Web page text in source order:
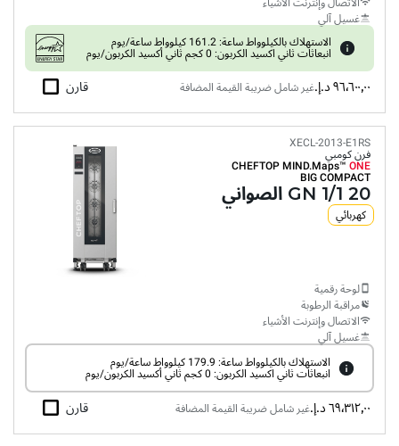
الاتصال وإنترنت الأشياء
غسيل آلي
الاستهلاك بالكيلوواط ساعة: 161.2 كيلوواط ساعة/يوم
انبعاثات ثاني اكسيد الكربون: 0 كجم ثاني أكسيد الكربون/يوم
٩٦٬٦٠٠٫٠٠ د.إ.‏ غير شامل ضريبة القيمة المضافة قارن
XECL-2013-E1RS
فرن كومبي
CHEFTOP MIND.Maps™ ONE
BIG COMPACT
20 GN 1/1 الصواني
كهربائي
لوحة رقمية
مراقبة الرطوبة
الاتصال وإنترنت الأشياء
غسيل آلي
الاستهلاك بالكيلوواط ساعة: 179.9 كيلوواط ساعة/يوم
انبعاثات ثاني اكسيد الكربون: 0 كجم ثاني أكسيد الكربون/يوم
٦٩٬٣١٢٫٠٠ د.إ.‏ غير شامل ضريبة القيمة المضافة قارن